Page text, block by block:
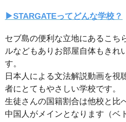
▶︎STARGATEってどんな学校？
セブ島の便利な立地にあるこち
ルなどもありお部屋自体もきれ
す。
日本人による文法解説動画を視
者にとてもやさしい学校です。
生徒さんの国籍割合は他校と比
中国人がメインとなります（ベ